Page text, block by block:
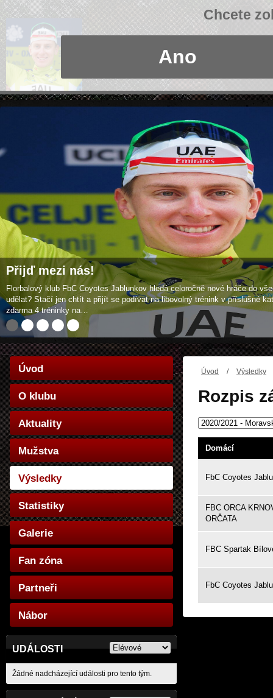
Přijď mezi nás!
Florbalový klub FbC Coyotes Jablunkov hledá celoročně nové hráče do
udělat? Stačí jen chtít a přijít se podívat na libovolný trénink v příslušné
zdarma 4 tréninky na…
Úvod / Výsledky
Rozpis
Domácí
FbC Coyotes
FBC ORCA
ORČATA
FBC Spartak
FbC Coyotes
Úvod
O klubu
Aktuality
Mužstva
Výsledky
Statistiky
Galerie
Fan zóna
Partneři
Nábor
UDÁLOSTI
Žádné nadcházející události pro tento tým.
Chcete
Ano